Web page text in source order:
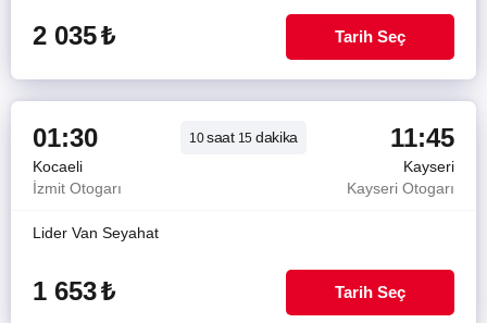
2 035₺ Tarih Seç
01:30 10saat15 dakika 11:45
Kocaeli
Kayseri
İzmit Otogarı
Kayseri Otogarı
Lider Van Seyahat
1 653₺ Tarih Seç